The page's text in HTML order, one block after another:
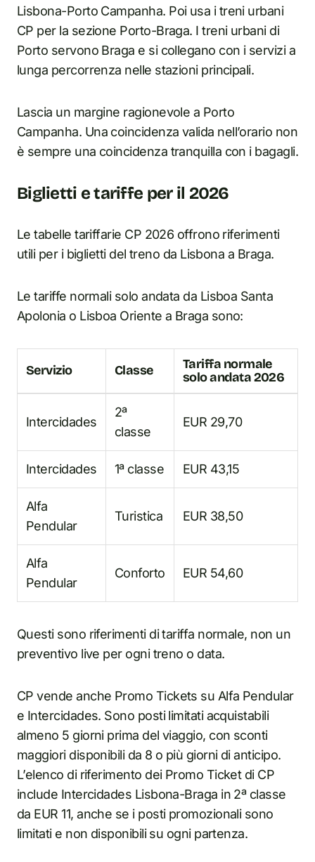
Lisbona-Porto Campanha. Poi usa i treni urbani
CP per la sezione Porto-Braga. I treni urbani di
Porto servono Braga e si collegano con i servizi a
lunga percorrenza nelle stazioni principali.
Lascia un margine ragionevole a Porto
Campanha. Una coincidenza valida nell’orario non
è sempre una coincidenza tranquilla con i bagagli.
Biglietti e tariffe per il 2026
Le tabelle tariffarie CP 2026 offrono riferimenti
utili per i biglietti del treno da Lisbona a Braga.
Le tariffe normali solo andata da Lisboa Santa
Apolonia o Lisboa Oriente a Braga sono:
Servizio Classe
Tariffa normale
solo andata 2026
Intercidades
2ª
classe
EUR 29,70
Intercidades 1ª classe EUR 43,15
Alfa
Pendular
Turistica EUR 38,50
Alfa
Pendular
Conforto EUR 54,60
Questi sono riferimenti di tariffa normale, non un
preventivo live per ogni treno o data.
CP vende anche Promo Tickets su Alfa Pendular
e Intercidades. Sono posti limitati acquistabili
almeno 5 giorni prima del viaggio, con sconti
maggiori disponibili da 8 o più giorni di anticipo.
L’elenco di riferimento dei Promo Ticket di CP
include Intercidades Lisbona-Braga in 2ª classe
da EUR 11, anche se i posti promozionali sono
limitati e non disponibili su ogni partenza.